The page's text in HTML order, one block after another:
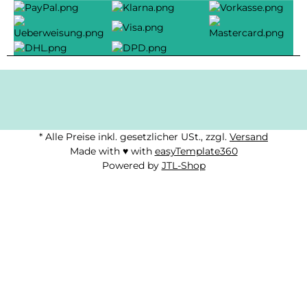
Made with ♥ with easyTemplate360
* Alle Preise inkl. gesetzlicher USt., zzgl. Versand
Powered by JTL-Shop